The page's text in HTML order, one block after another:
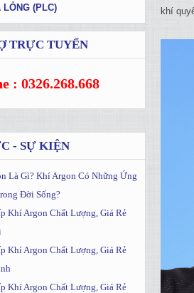
khí
LỎNG (PLC)
TRỰC TUYẾN
: 0326.268.668
- SỰ KIỆN
Là Gì? Khí Argon Có Những Ứng
Đời Sống?
Khí Argon Chất Lượng, Giá Rẻ
Khí Argon Chất Lượng, Giá Rẻ
Khí Argon Chất Lượng, Giá Rẻ